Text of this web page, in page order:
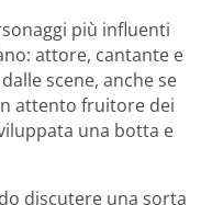
più influenti
attore, cantante e
scene, anche se
attento fruitore dei
una botta e
discutere una sorta